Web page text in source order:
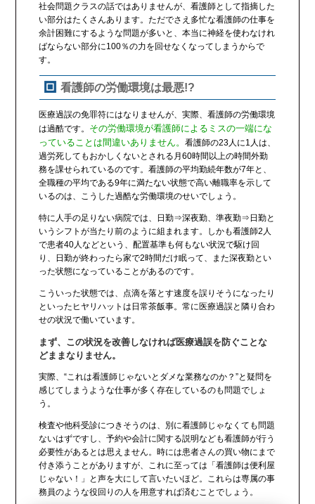
社会問題クラスの話ではありませんが、看護師として指摘した
い部分はたくさんあります。ただでさえ多忙な看護師の仕事を
余計困難にするような問題が多いと、本当に神経を使わなけれ
ばならない部分に100％の力を回せなくなってしまうからで
す。
看護師の労働環境は最悪!?
医療過誤の免罪符にはなりませんが、実際、看護師の労働環境
は過酷です。 その労働環境が看護師によるミスの一端にな
っていることは間違いありません。看護師の23人に1人は、
過労死してもおかしくないとされる月60時間以上の時間外勤
務を課せられているのです。看護師の平均勤続年数が7年と、
全職種の平均である9年に満たない状態で高い離職率を示して
いるのは、こうした過酷な労働環境のせいでしょう。
特に人手の足りない病院では、日勤⇒深夜勤、準夜勤⇒日勤と
いうシフトが当たり前のように組まれます。しかも看護師2人
で患者40人などという、配置基準も何もない状況で駆け回
り、日勤が終わったら家で2時間だけ眠って、また深夜勤とい
った状態になっていることがあるのです。
こういった状態では、点滴を落とす速度を誤りそうになったり
といったヒヤリハットは日常茶飯事。常に医療過誤と隣り合わ
せの状況で働いています。
まず、この状況を改善しなければ医療過誤を防ぐことな
どままなりません。
実際、“これは看護師じゃないとダメな業務なのか？”と疑問を
感じてしまうような仕事が多く存在しているのも問題でしょ
う。
検査や他科受診につきそうのは、別に看護師じゃなくても問題
ないはずですし、予約や会計に関する説明なども看護師が行う
必要性があるとは思えません。時には患者さんの買い物にまで
付き添うことがありますが、これに至っては「看護師は便利屋
じゃない！」と声を大にして言いたいほど。これらは専属の事
務員のような役回りの人を用意すれば済むことでしょう。